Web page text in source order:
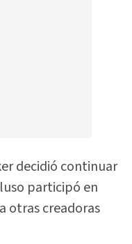
decidió continuar
participó en
otras creadoras